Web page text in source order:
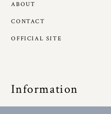
ABOUT
CONTACT
OFFICIAL SITE
Information